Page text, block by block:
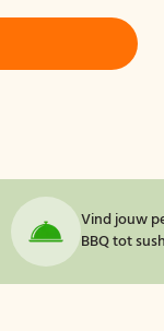
Vind jouw
BBQ tot